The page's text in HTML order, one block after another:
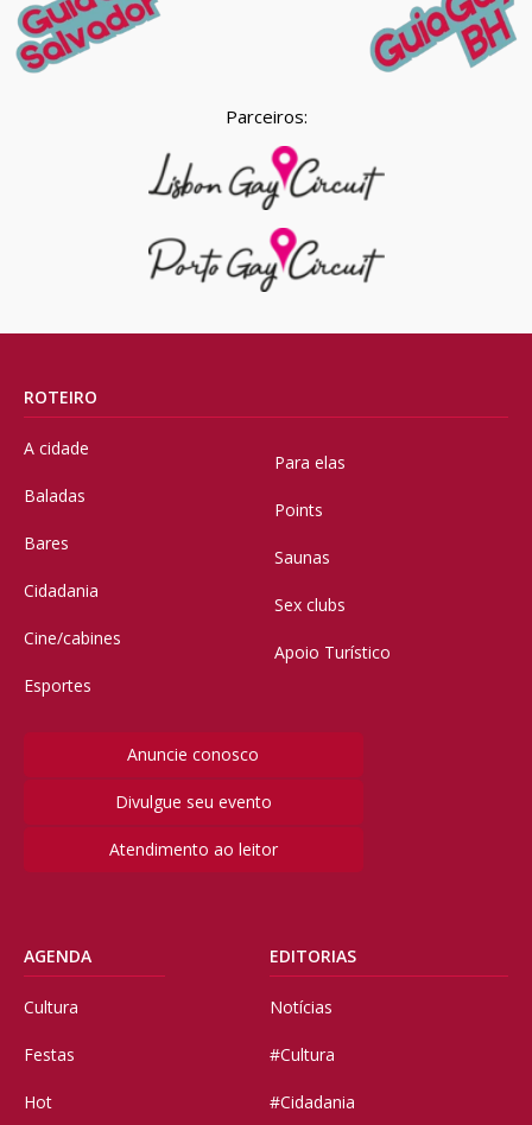
Parceiros:
ROTEIRO
A cidade
Baladas
Bares
Cidadania
Cine/cabines
Esportes
Para elas
Points
Saunas
Sex clubs
Apoio Turístico
Anuncie conosco
Divulgue seu evento
Atendimento ao leitor
AGENDA
Cultura
Festas
Hot
EDITORIAS
Notícias
#Cultura
#Cidadania